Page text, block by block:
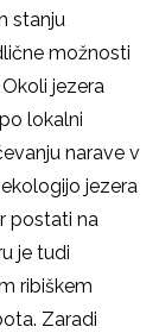
stanju
možnosti
jezera
lokalni
narave v
jezera
postati na
je tudi
ribiškem
Zaradi